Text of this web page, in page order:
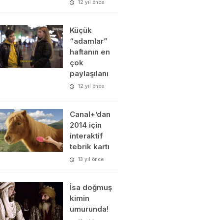
ile
bir…
12 yıl önce
Küçük
“adamlar”
haftanın en
çok
paylaşılanı
12 yıl önce
Canal+’dan
2014 için
interaktif
tebrik kartı
13 yıl önce
İsa doğmuş
kimin
umurunda!